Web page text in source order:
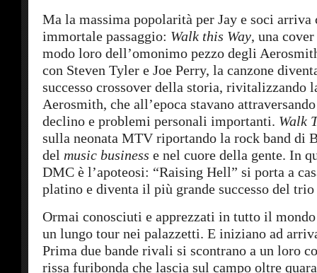
Ma la massima popolarità per Jay e soci arriva
immortale passaggio: Walk this Way, una
modo loro dell’omonimo pezzo degli
con Steven Tyler e Joe Perry, la canzone
successo crossover della storia, rivitalizzando
Aerosmith, che all’epoca stavano
declino e problemi personali importanti. Walk
sulla neonata MTV riportando la rock band di
del music business e nel cuore della gente. In
DMC è l’apoteosi: “Raising Hell” si porta a
platino e diventa il più grande successo del trio
Ormai conosciuti e apprezzati in tutto il
un lungo tour nei palazzetti. E iniziano ad
Prima due bande rivali si scontrano a un loro
rissa furibonda che lascia sul campo oltre